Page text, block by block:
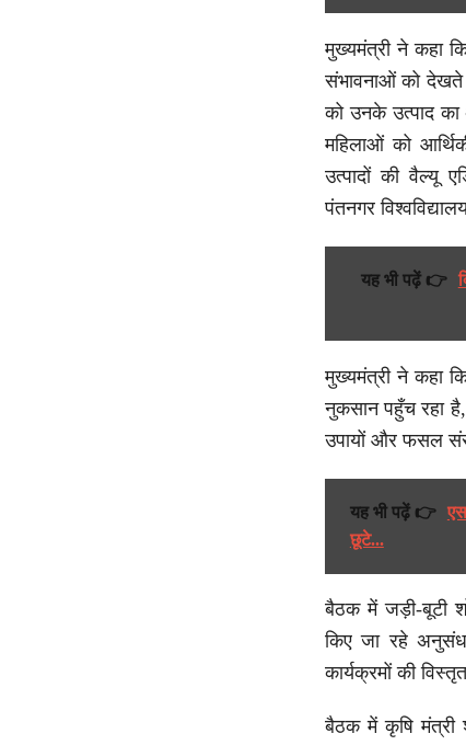
मुख्यमंत्री ने कहा
संभावनाओं को देखते
को उनके उत्पाद
महिलाओं को
उत्पादों की वैल्यू
पंतनगर
यह भी पढ़ें 👉
मुख्यमंत्री ने कहा
नुकसान पहुँच रहा है,
उपायों और फसल
यह भी पढ़ें 👉
छूटे...
बैठक में जड़ी-बूटी
किए जा रहे
कार्यक्रमों की
बैठक में कृषि मंत्री